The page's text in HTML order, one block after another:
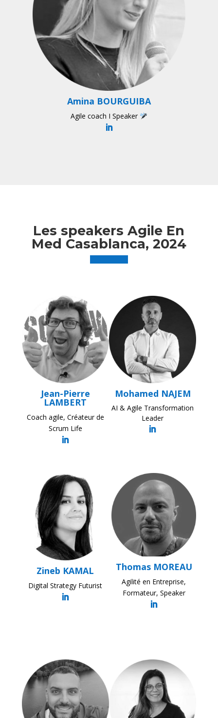
Amina BOURGUIBA
Agile coach I Speaker
Les speakers Agile En
Med Casablanca, 2024
Jean-Pierre
LAMBERT
Coach agile, Créateur de
Scrum Life
Mohamed NAJEM
AI & Agile Transformation
Leader
Zineb KAMAL
Digital Strategy Futurist
Thomas MOREAU
Agilité en Entreprise,
Formateur, Speaker